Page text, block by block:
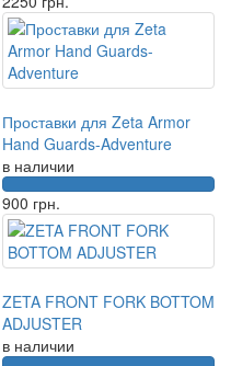
Проставки для Zeta Armor
Hand Guards-Adventure
в наличии
900 грн.
ZETA FRONT FORK BOTTOM
ADJUSTER
в наличии